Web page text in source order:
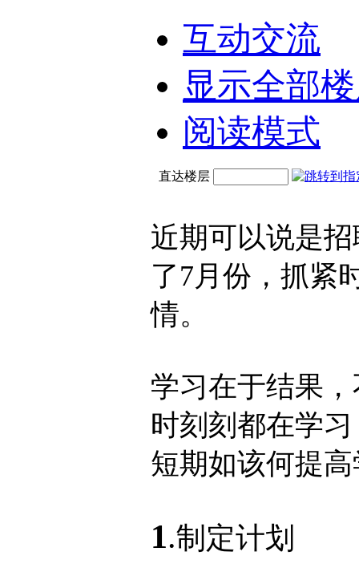
互动交流
显示全部
阅读模式
直达楼层
近期可以说是
了7月份，抓紧
情。
学习在于结果
时刻刻都在学
短期如该何提
1.制定计划